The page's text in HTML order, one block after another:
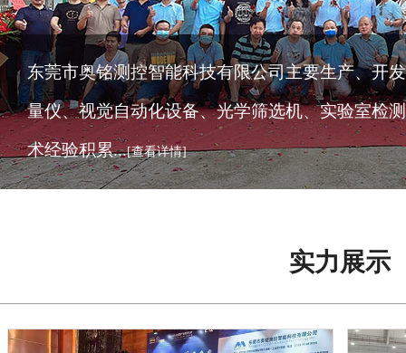
东莞市奥铭测控智能科技有限公司主要生产、开
量仪、视觉自动化设备、光学筛选机、实验室检
术经验积累...[查看详情]
实力展示